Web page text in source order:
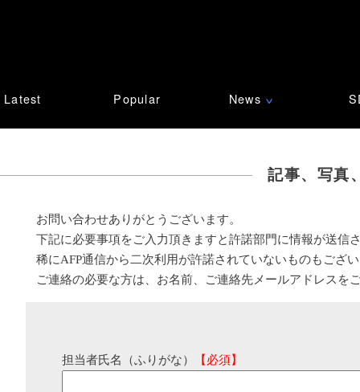
Latest Popular News ∨
記事、写真
お問い合わせありがとうございます。
下記に必要事項をご入力頂きますと許諾部門に情報が送信
稀にAFP通信から二次利用が許諾されていないものもござ
ご連絡の必要な方は、お名前、ご連絡先メールアドレスを
担当者氏名（ふりがな） 【必須】